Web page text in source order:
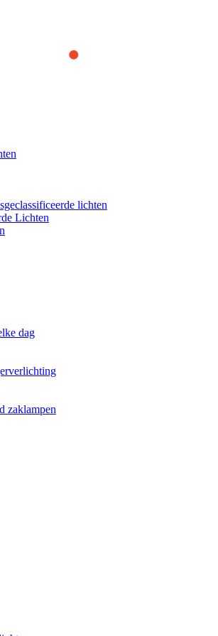
the best experience on our website. By
out how you can disable cookies, you can
lichten
Lichten
dag
zaklampen